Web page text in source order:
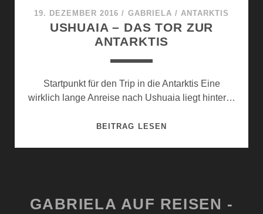
19. DEZEMBER 2016 / GABRIELA / ANTARKTIS
USHUAIA – DAS TOR ZUR
ANTARKTIS
Startpunkt für den Trip in die Antarktis Eine
wirklich lange Anreise nach Ushuaia liegt hinter…
BEITRAG LESENUSHUAIA
GABRIELA AUF REISEN -